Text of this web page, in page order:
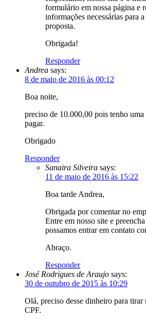
formulário em nossa página e
informações necessárias para
proposta.
Obrigada!
Responder
Andrea says:
8 de maio de 2016 às 00:12
Boa noite,
preciso de 10.000,00 pois tenho uma
pagar.
Obrigado
Responder
Sanaira Silveira says:
11 de maio de 2016 às 15:22
Boa tarde Andrea,
Obrigada por comentar no
Entre em nosso site e
possamos entrar em contato
Abraço.
Responder
José Rodrigues de Araujo says:
30 de outubro de 2015 às 10:29
Olá, preciso desse dinheiro para
CPF.